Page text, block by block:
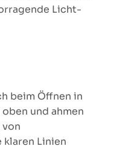
Licht-
beim Öffnen in
und ahmen
klaren Linien